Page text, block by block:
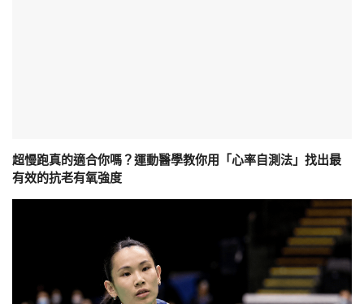
超慢跑真的適合你嗎？運動醫學教你用「心率自測法」找出最
有效的抗老有氧強度